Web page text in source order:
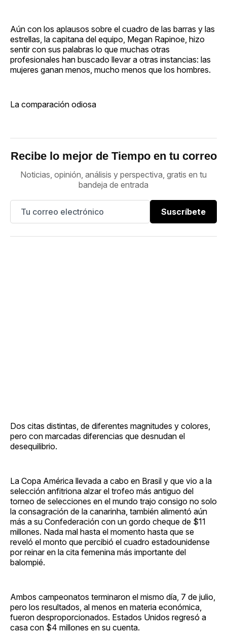
Aún con los aplausos sobre el cuadro de las barras y las
estrellas, la capitana del equipo, Megan Rapinoe, hizo
sentir con sus palabras lo que muchas otras
profesionales han buscado llevar a otras instancias: las
mujeres ganan menos, mucho menos que los hombres.
La comparación odiosa
Recibe lo mejor de Tiempo en tu correo
Noticias, opinión, análisis y perspectiva, gratis en tu
bandeja de entrada
Suscríbete
Dos citas distintas, de diferentes magnitudes y colores,
pero con marcadas diferencias que desnudan el
desequilibrio.
La Copa América llevada a cabo en Brasil y que vio a la
selección anfitriona alzar el trofeo más antiguo del
torneo de selecciones en el mundo trajo consigo no solo
la consagración de la canarinha, también alimentó aún
más a su Confederación con un gordo cheque de $11
millones. Nada mal hasta el momento hasta que se
reveló el monto que percibió el cuadro estadounidense
por reinar en la cita femenina más importante del
balompié.
Ambos campeonatos terminaron el mismo día, 7 de julio,
pero los resultados, al menos en materia económica,
fueron desproporcionados. Estados Unidos regresó a
casa con $4 millones en su cuenta.